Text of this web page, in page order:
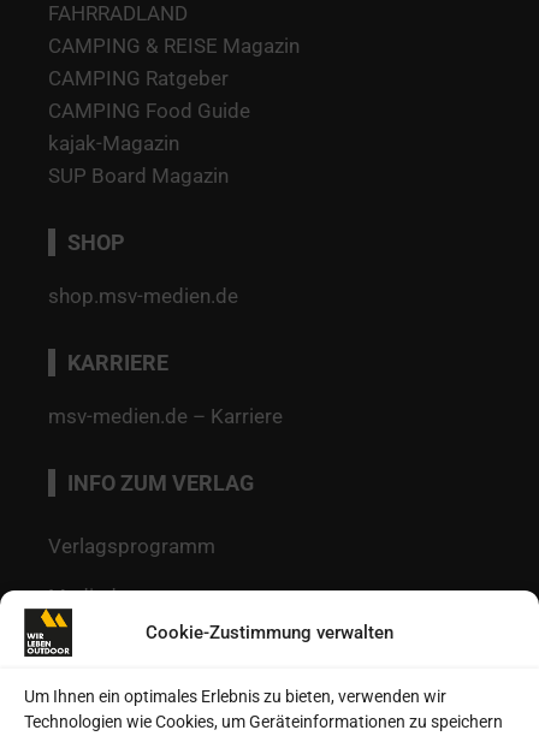
Cookie-Zustimmung verwalten
Um Ihnen ein optimales Erlebnis zu bieten, verwenden wir
Technologien wie Cookies, um Geräteinformationen zu speichern
FAHRRADLAND
CAMPING & REISE Magazin
CAMPING Ratgeber
CAMPING Food Guide
kajak-Magazin
SUP Board Magazin
SHOP
shop.msv-medien.de
KARRIERE
msv-medien.de – Karriere
INFO ZUM VERLAG
Verlagsprogramm
Mediadaten
Redaktion
Kontakt